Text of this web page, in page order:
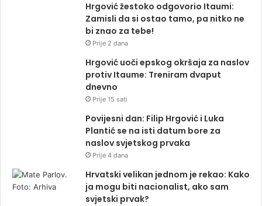
Hrgović žestoko odgovorio Itaumi:
Zamisli da si ostao tamo, pa nitko ne
bi znao za tebe!
Prije 2 dana
Hrgović uoči epskog okršaja za naslov
protiv Itaume: Treniram dvaput
dnevno
Prije 15 sati
Povijesni dan: Filip Hrgović i Luka
Plantić se na isti datum bore za
naslov svjetskog prvaka
Prije 4 dana
Hrvatski velikan jednom je rekao: Kako
ja mogu biti nacionalist, ako sam
svjetski prvak?